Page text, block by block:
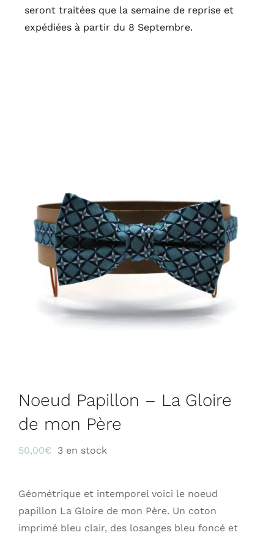
seront traitées que la semaine de reprise et
expédiées à partir du 8 Septembre.
Noeud Papillon – La Gloire
de mon Père
50,00€ 3 en stock
Géométrique et intemporel voici le noeud
papillon La Gloire de mon Père. Un coton
imprimé bleu clair, des losanges bleu foncé et